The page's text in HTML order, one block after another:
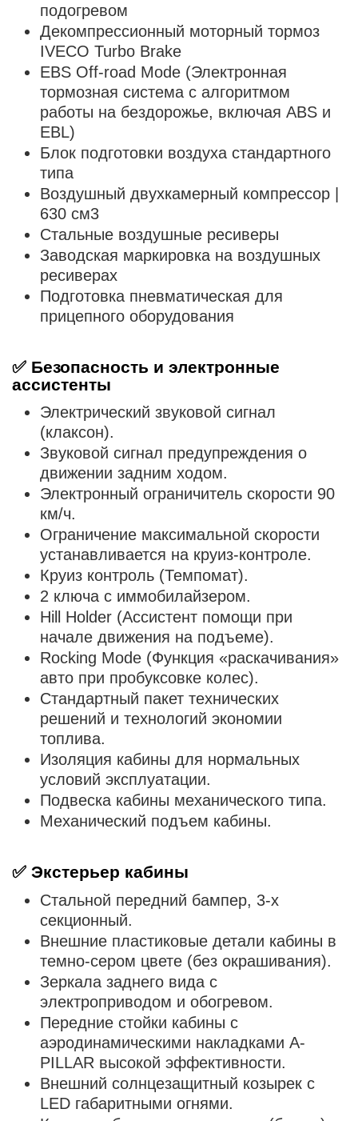
подогревом
Декомпрессионный моторный тормоз
IVECO Turbo Brake
EBS Off-road Mode (Электронная
тормозная система с алгоритмом
работы на бездорожье, включая ABS и
EBL)
Блок подготовки воздуха стандартного
типа
Воздушный двухкамерный компрессор |
630 см3
Стальные воздушные ресиверы
Заводская маркировка на воздушных
ресиверах
Подготовка пневматическая для
прицепного оборудования
✅ Безопасность и электронные
ассистенты
Электрический звуковой сигнал
(клаксон).
Звуковой сигнал предупреждения о
движении задним ходом.
Электронный ограничитель скорости 90
км/ч.
Ограничение максимальной скорости
устанавливается на круиз-контроле.
Круиз контроль (Темпомат).
2 ключа с иммобилайзером.
Hill Holder (Ассистент помощи при
начале движения на подъеме).
Rocking Mode (Функция «раскачивания»
авто при пробуксовке колес).
Стандартный пакет технических
решений и технологий экономии
топлива.
Изоляция кабины для нормальных
условий эксплуатации.
Подвеска кабины механического типа.
Механический подъем кабины.
✅ Экстерьер кабины
Стальной передний бампер, 3-х
секционный.
Внешние пластиковые детали кабины в
темно-сером цвете (без окрашивания).
Зеркала заднего вида с
электроприводом и обогревом.
Передние стойки кабины с
аэродинамическими накладками A-
PILLAR высокой эффективности.
Внешний солнцезащитный козырек с
LED габаритными огнями.